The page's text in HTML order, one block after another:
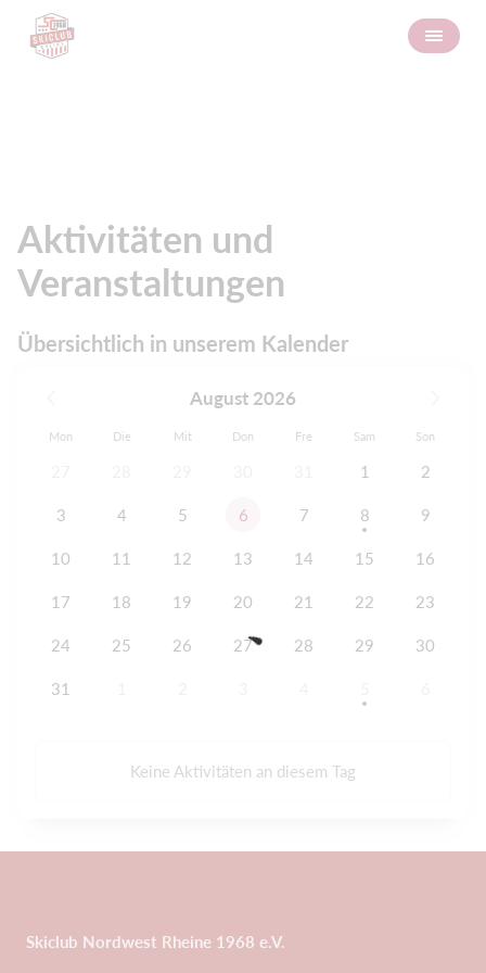
Aktivitäten und
Veranstaltungen
Übersichtlich in unserem Kalender
August 2026
Mon Die Mit Don Fre Sam Son
1 2
3 4 5 6 7 8 9
10 11 12 13 14 15 16
17 18 19 20 21 22 23
24 25 26 27 28 29 30
31
Keine Aktivitäten an diesem Tag
Skiclub Nordwest Rheine 1968 e.V.